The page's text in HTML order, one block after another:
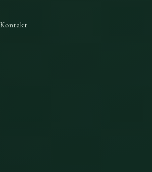
Kontakt